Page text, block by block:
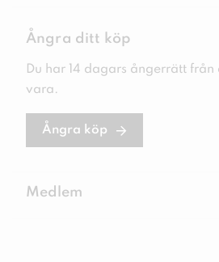
Ångra ditt köp
Du har 14 dagars ångerrätt
vara.
Ångra köp
Medlem